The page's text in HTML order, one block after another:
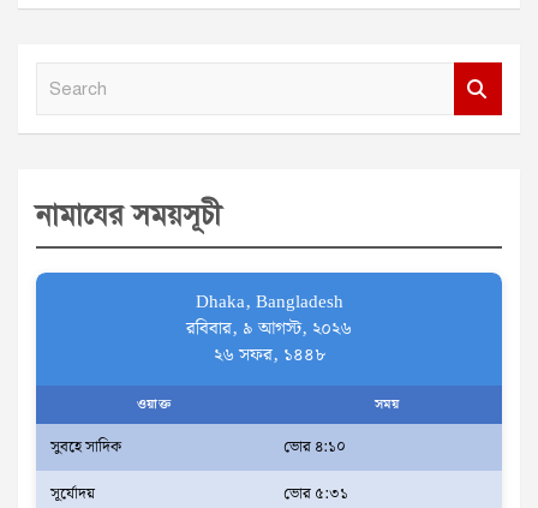
c
h
নামাযের সময়সূচী
Dhaka, Bangladesh
রবিবার, ৯ আগস্ট, ২০২৬
২৬ সফর, ১৪৪৮
ওয়াক্ত সময়
সুবহে সাদিক
ভোর ৪:১০
সূর্যোদয়
ভোর ৫:৩১